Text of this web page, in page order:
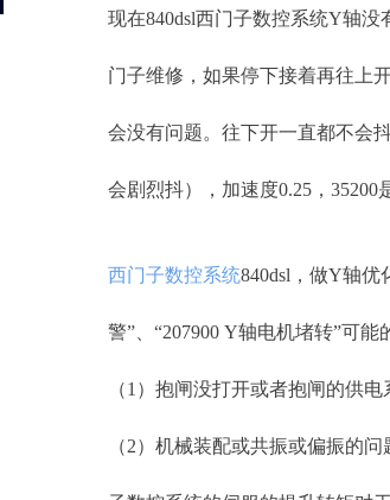
现在840dsl西门子数控系统Y轴
门子维修，如果停下接着再往上
会没有问题。往下开一直都不会
会剧烈抖），加速度0.25，35200
西门子数控系统840dsl，做Y轴
警”、“207900 Y轴电机堵转”可能
（1）抱闸没打开或者抱闸的供
（2）机械装配或共振或偏振的